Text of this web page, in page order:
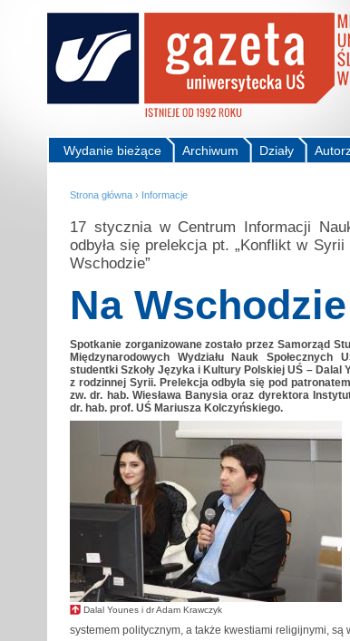
Działy
Archiwum
Wydanie bieżące
Strona główna › Informacje
17 stycznia w Centrum Informacji
odbyła się prelekcja pt. „Konflikt w
Wschodzie”
Na
Spotkanie zorganizowane zostało przez Samorząd
Międzynarodowych Wydziału Nauk Społecznych
studentki Szkoły Języka i Kultury Polskiej UŚ – Dalal
z rodzinnej Syrii. Prelekcja odbyła się pod
zw. dr. hab. Wiesława Banysia oraz dyrektora
dr. hab. prof. UŚ Mariusza Kolczyńskiego.
Dalal Younes i dr Adam Krawczyk
systemem politycznym, a także kwestiami religijnymi, są